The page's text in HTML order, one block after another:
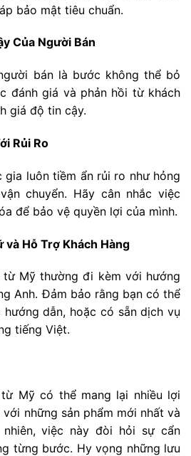
bảo mật tiêu chuẩn.
Của Người Bán
bán là bước không thể bỏ
đánh giá và phản hồi từ khách
giá độ tin cậy.
Rủi Ro
gia luôn tiềm ẩn rủi ro như hỏng
chuyển. Hãy cân nhắc việc
để bảo vệ quyền lợi của mình.
và Hỗ Trợ Khách Hàng
từ Mỹ thường đi kèm với hướng
Anh. Đảm bảo rằng bạn có thể
dẫn, hoặc có sẵn dịch vụ
tiếng Việt.
Mỹ có thể mang lại nhiều lợi
những sản phẩm mới nhất và
việc này đòi hỏi sự cẩn
từng bước. Hy vọng những lưu